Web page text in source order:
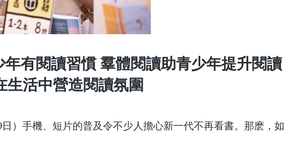
有閱讀習慣 羣體閱讀助青少年提升閱讀
生活中營造閱讀氛圍
日）手機、短片的普及令不少人擔心新一代不再看書。那麽，如